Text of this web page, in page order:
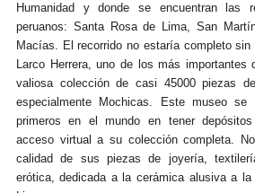
Humanidad y donde se encuentran las
peruanos: Santa Rosa de Lima, San
Macías. El recorrido no estaría completo
Larco Herrera, uno de los más importantes
valiosa colección de casi 45000 piezas
especialmente Mochicas. Este museo
primeros en el mundo en tener
acceso virtual a su colección completa.
calidad de sus piezas de joyería,
erótica, dedicada a la cerámica alusiva a la